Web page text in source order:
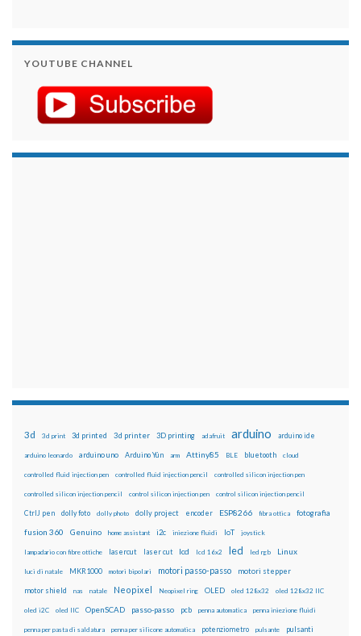
YOUTUBE CHANNEL
3d 3d print 3d printed 3d printer 3D printing adafruit arduino arduino ide
arduino leonardo arduino uno Arduino Yún arm Attiny85 BLE bluetooth cloud
controlled fluid injection pen controlled fluid injection pencil controlled silicon injection pen
controlled silicon injection pencil control silicon injection pen control silicon injection pencil
CtrlJ pen dolly foto dolly photo dolly project encoder ESP8266 fibra ottica fotografia
fusion 360 Genuino home assistant i2c iniezione fluidi IoT joystick
lampadario con fibre ottiche lasercut laser cut lcd lcd 16x2 led led rgb Linux
luci di natale MKR1000 motori bipolari motori passo-passo motori stepper
motor shield nas natale Neopixel Neopixel ring OLED oled 128x32 oled 128x32 IIC
oled i2C oled IIC OpenSCAD passo-passo pcb penna automatica penna iniezione fluidi
penna per pasta di saldatura penna per silicone automatica potenziometro pulsante pulsanti